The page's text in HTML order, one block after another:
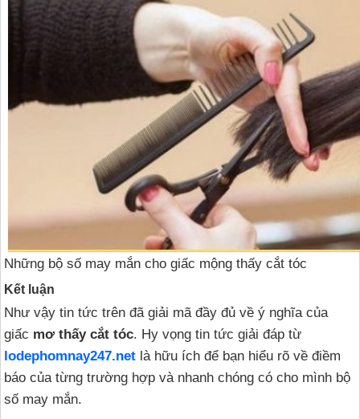
Những bộ số may mắn cho giấc mộng thấy cắt tóc
Kết luận
Như vậy tin tức trên đã giải mã đầy đủ về ý nghĩa của
giấc mơ thấy cắt tóc. Hy vọng tin tức giải đáp từ
lodephomnay247.net là hữu ích để bạn hiểu rõ về điềm
báo của từng trường hợp và nhanh chóng có cho mình bộ
số may mắn.